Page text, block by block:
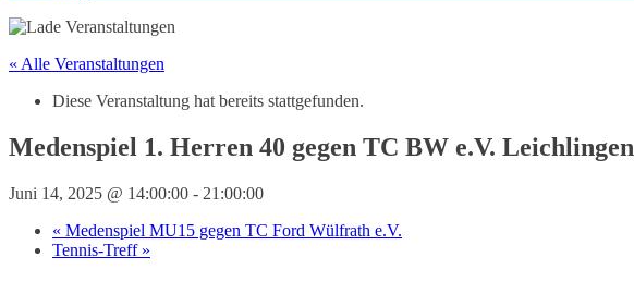
« Alle Veranstaltungen
Diese Veranstaltung hat bereits stattgefunden.
Medenspiel 1. Herren 40 gegen TC BW e.V. Leichlingen
Juni 14, 2025 @ 14:00:00 - 21:00:00
« Medenspiel MU15 gegen TC Ford Wülfrath e.V.
Tennis-Treff »